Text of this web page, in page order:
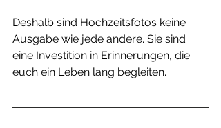
Deshalb sind Hochzeitsfotos keine
Ausgabe wie jede andere. Sie sind
eine Investition in Erinnerungen, die
euch ein Leben lang begleiten.